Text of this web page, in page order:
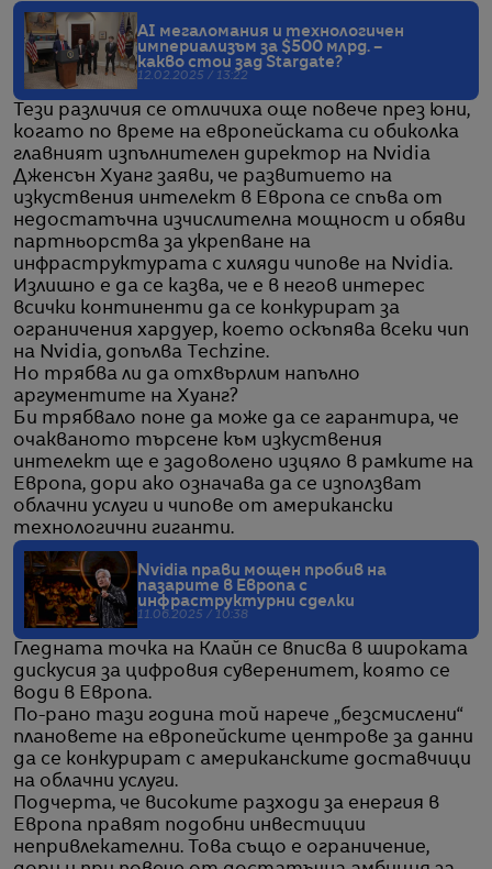
AI мегаломания и технологичен
империализъм за $500 млрд. –
какво стои зад Stargate?
12.02.2025 / 13:22
Тези различия се отличиха още повече през юни,
когато по време на европейската си обиколка
главният изпълнителен директор на Nvidia
Дженсън Хуанг заяви, че развитието на
изкуствения интелект в Европа се спъва от
недостатъчна изчислителна мощност и обяви
партньорства за укрепване на
инфраструктурата с хиляди чипове на Nvidia.
Излишно е да се казва, че е в негов интерес
всички континенти да се конкурират за
ограничения хардуер, което оскъпява всеки чип
на Nvidia, допълва Techzine.
Но трябва ли да отхвърлим напълно
аргументите на Хуанг?
Би трябвало поне да може да се гарантира, че
очакваното търсене към изкуствения
интелект ще е задоволено изцяло в рамките на
Европа, дори ако означава да се използват
облачни услуги и чипове от американски
технологични гиганти.
Nvidia прави мощен пробив на
пазарите в Европа с
инфраструктурни сделки
11.06.2025 / 10:38
Гледната точка на Клайн се вписва в широката
дискусия за цифровия суверенитет, която се
води в Европа.
По-рано тази година той нарече „безсмислени“
плановете на европейските центрове за данни
да се конкурират с американските доставчици
на облачни услуги.
Подчерта, че високите разходи за енергия в
Европа правят подобни инвестиции
непривлекателни. Това също е ограничение,